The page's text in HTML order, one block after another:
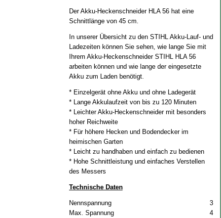
Der Akku-Heckenschneider HLA 56 hat eine
Schnittlänge von 45 cm.
In unserer Übersicht zu den STIHL Akku-Lauf- und
Ladezeiten können Sie sehen, wie lange Sie mit
Ihrem Akku-Heckenschneider STIHL HLA 56
arbeiten können und wie lange der eingesetzte
Akku zum Laden benötigt.
* Einzelgerät ohne Akku und ohne Ladegerät
* Lange Akkulaufzeit von bis zu 120 Minuten
* Leichter Akku-Heckenschneider mit besonders
hoher Reichweite
* Für höhere Hecken und Bodendecker im
heimischen Garten
* Leicht zu handhaben und einfach zu bedienen
* Hohe Schnittleistung und einfaches Verstellen
des Messers
Technische Daten
Nennspannung
36
Max. Spannung
40